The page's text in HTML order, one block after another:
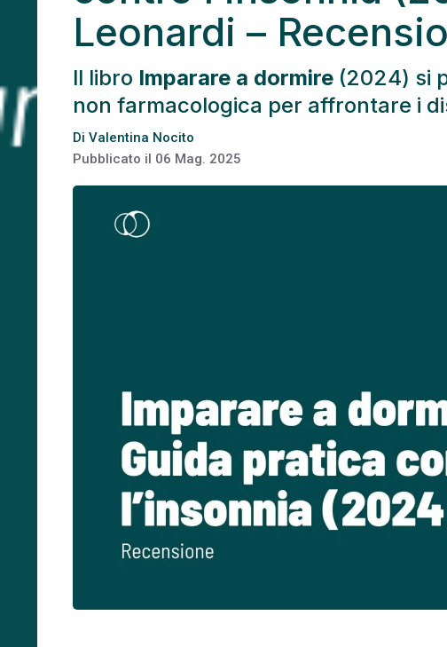
Leonardi –
ll libro Imparare a dormire (2024) si
non farmacologica per affrontare i
Di Valentina Nocito
Pubblicato il 06 Mag. 2025